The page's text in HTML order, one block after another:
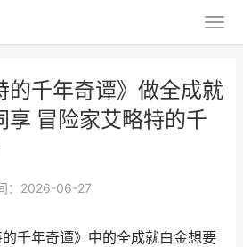
的千年奇谭》做全成就
享 冒险家艾略特的千
：2026-06-27
千年奇谭》中的全成就白金想要